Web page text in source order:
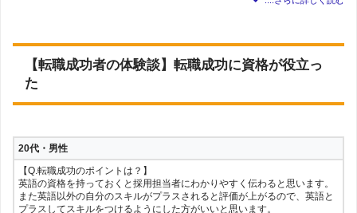
職種は全く違うが、英語での業界経験が必要な転職先だったため、語学力
＋業界経験者という点で成功した。また転職活動前に、TOEICの点数を上
げておいたのも、成功に繋がった。
【転職後の年収】ほぼ変わっていない
30代・女性
【Q.転職成功のポイントは？】
英語の勉強をこつこつと行い、英検などを取得することで説得力を高め
【転職成功者の体験談】転職成功に資格が役立っ
た
20代・男性
【Q.転職成功のポイントは？】
英語の資格を持っておくと採用担当者にわかりやすく伝わると思います。
また英語以外の自分のスキルがプラスされると評価が上がるので、英語と
プラスしてスキルをつけるようにした方がいいと思います。